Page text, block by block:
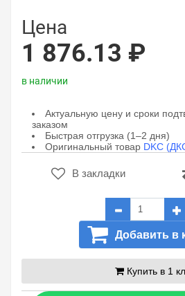
Цена
1 876.13 ₽
в наличии
Актуальную цену и сроки
заказом
Быстрая отгрузка (1–2 дня)
Оригинальный товар DKC
В закладки
Добавить в
Купить в 1